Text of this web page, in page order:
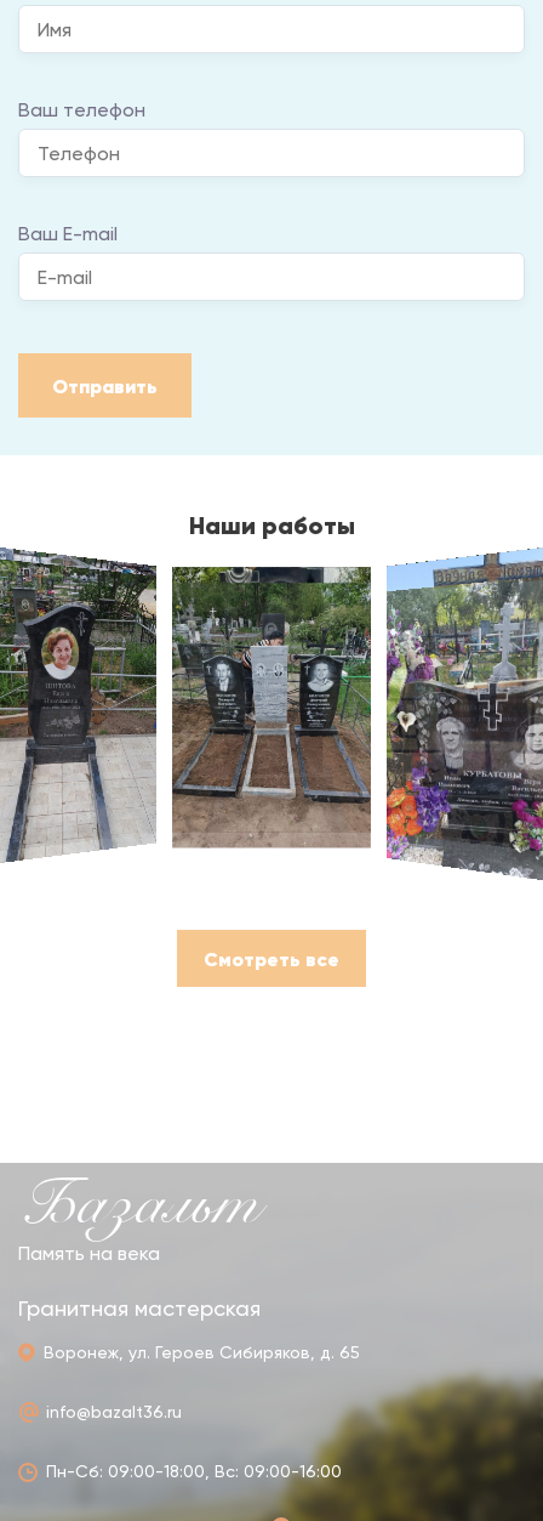
Ваш телефон
Ваш E-mail
Отправить
Наши работы
Смотреть все
Базальт
Память на века
Гранитная мастерская
Воронеж, ул. Героев Сибиряков, д. 65
info@bazalt36.ru
Пн-Сб: 09:00-18:00, Вс: 09:00-16:00